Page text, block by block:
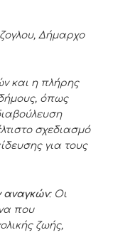
Δήμαρχο
και η πλήρης
όπως
σχεδιασμό
για τους
αναγκών: Οι
που
ζωής,